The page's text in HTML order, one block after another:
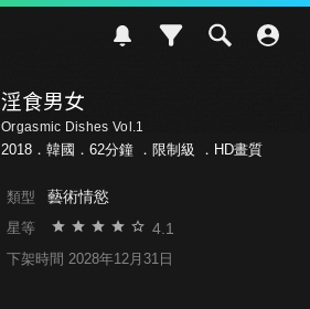
淫食男女
Orgasmic Dishes Vol.1
2018．韓國．62分鐘 ． 限制級 ．HD畫質
類型 藝術情慾
星等 4.1
下架時間 2028年12月31日